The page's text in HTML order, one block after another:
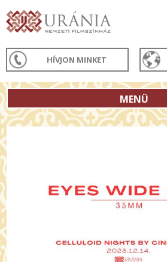
HÍVJON MINKET
MENÜ